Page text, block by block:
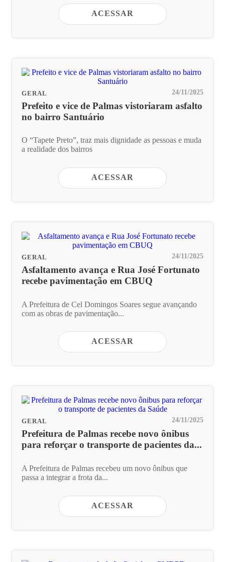
ACESSAR
GERAL 24/11/2025
Prefeito e vice de Palmas vistoriaram asfalto
no bairro Santuário
O “Tapete Preto”, traz mais dignidade as pessoas e muda
a realidade dos bairros
ACESSAR
GERAL 24/11/2025
Asfaltamento avança e Rua José Fortunato
recebe pavimentação em CBUQ
A Prefeitura de Cel Domingos Soares segue avançando
com as obras de pavimentação...
ACESSAR
GERAL 24/11/2025
Prefeitura de Palmas recebe novo ônibus
para reforçar o transporte de pacientes da...
A Prefeitura de Palmas recebeu um novo ônibus que
passa a integrar a frota da...
ACESSAR